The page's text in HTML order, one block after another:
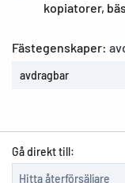
kopiatorer,
Fästegenskaper:
avdragbar
Gå direkt till: